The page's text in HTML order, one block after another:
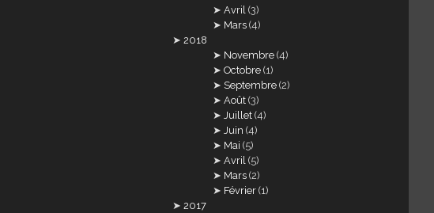
Avril (3)
Mars (4)
2018
Novembre (4)
Octobre (1)
Septembre (2)
Août (3)
Juillet (4)
Juin (4)
Mai (5)
Avril (5)
Mars (2)
Février (1)
2017